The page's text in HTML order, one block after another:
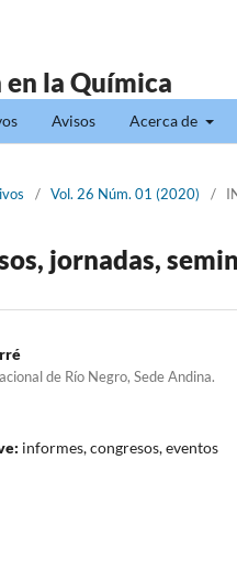
en la Química
Avisos Acerca de
/ Vol. 26 Núm. 01 (2020) /
jornadas,
de Río Negro, Sede Andina.
informes, congresos, eventos